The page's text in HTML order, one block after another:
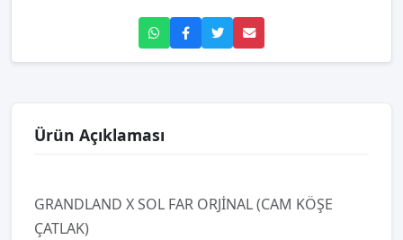
Ürün Açıklaması
GRANDLAND X SOL FAR ORJİNAL (CAM KÖŞE
ÇATLAK)